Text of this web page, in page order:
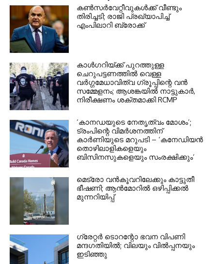
കണ്‍സര്‍വേറ്റീവുകള്‍ക്ക് വീണ്ടും
തിരിച്ചടി; രാജി പ്രഖ്യാപിച്ച്
എംപിലാറി ബ്രോക്ക്
കാൾഗറിയ്ക്ക് പുറത്തുള്ള
ചെറുപട്ടണത്തിൽ വെള്ള
വർഗ്ഗമേധാവിത്വ ഗ്രൂപ്പിന്റെ വൻ
സമ്മേളനം; ആശങ്കയിൽ നാട്ടുകാർ,
നിരീക്ഷണം ശക്തമാക്കി RCMP
‘കാനഡയുടെ നേതൃത്വം മോശം’;
ട്രംപിന്റെ വിമർശനത്തിന്
കാർണിയുടെ മറുപടി – ‘കനേഡിയൻ
തൊഴിലാളികളെയും
ബിസിനസുകളെയും സംരക്ഷിക്കും’
മെട്രോ വൻകൂവറിലേക്കും കാട്ടുതീ
ഭീഷണി; ആൻമോറിൽ ഒഴിപ്പിക്കൽ
മുന്നറിയിപ്പ്
ഗ്രേറ്റര്‍ ടൊറന്റോ ഭവന വിപണി
മന്ദഗതിയില്‍; വിലയും വില്‍പ്പനയും
ഇടിഞ്ഞു